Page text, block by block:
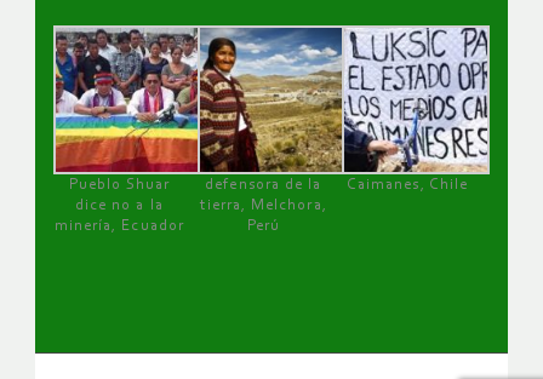
Pueblo Shuar
dice no a la
minería, Ecuador
defensora de la
tierra, Melchora,
Perú
Caimanes, Chile